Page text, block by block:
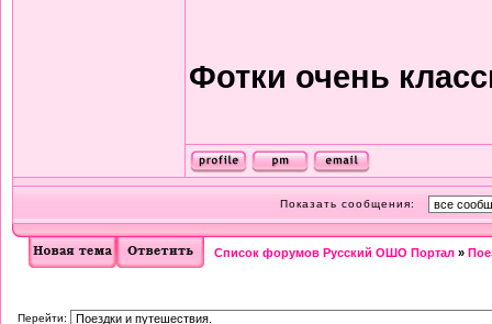
Фотки очень
Показать сообщения:
Список форумов Русский ОШО Портал »
Перейти: